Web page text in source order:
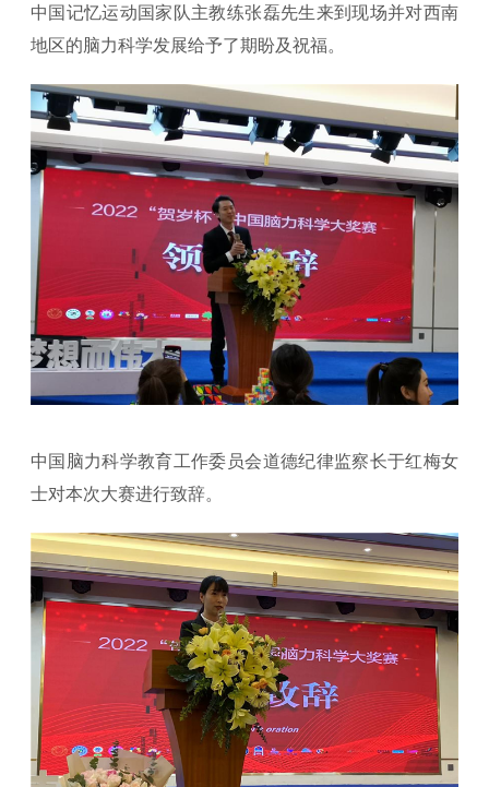
中国记忆运动国家队主教练张磊先生来到现场并对西南
地区的脑力科学发展给予了期盼及祝福。
中国脑力科学教育工作委员会道德纪律监察长于红梅女
士对本次大赛进行致辞。